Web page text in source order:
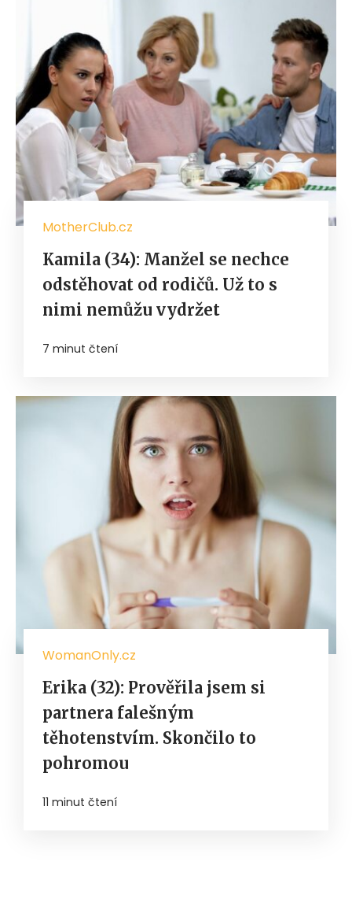
MotherClub.cz
Kamila (34): Manžel se nechce
odstěhovat od rodičů. Už to s
nimi nemůžu vydržet
7 minut čtení
WomanOnly.cz
Erika (32): Prověřila jsem si
partnera falešným
těhotenstvím. Skončilo to
pohromou
11 minut čtení